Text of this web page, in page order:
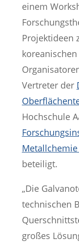
einem
Projektideen
Vertreter der
Hochschule
beteiligt.
„Die
technischen
großes